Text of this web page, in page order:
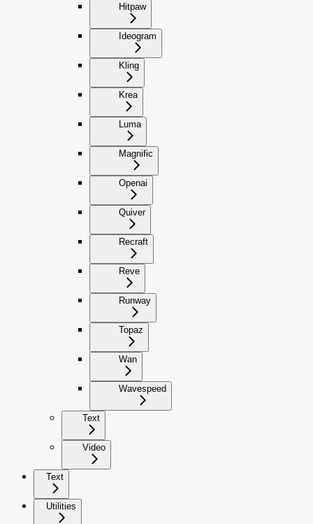
Hitpaw
Ideogram
Kling
Krea
Luma
Magnific
Openai
Quiver
Recraft
Reve
Runway
Topaz
Wan
Wavespeed
Text
Video
Text
Utilities